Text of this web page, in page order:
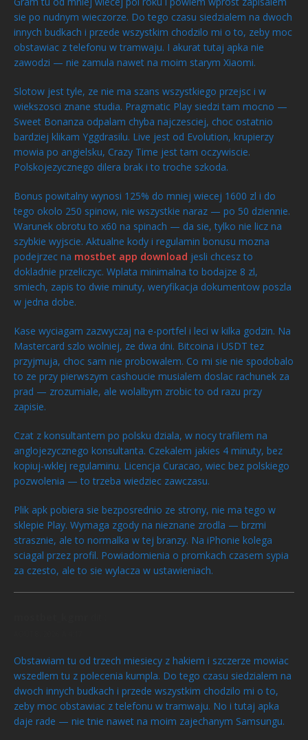
sie po nudnym wieczorze. Do tego czasu siedzialem na dwoch
innych budkach i przede wszystkim chodzilo mi o to, zeby moc
obstawiac z telefonu w tramwaju. I akurat tutaj apka nie
zawodzi — nie zamula nawet na moim starym Xiaomi.
Slotow jest tyle, ze nie ma szans wszystkiego przejsc i w
wiekszosci znane studia. Pragmatic Play siedzi tam mocno —
Sweet Bonanza odpalam chyba najczesciej, choc ostatnio
bardziej klikam Yggdrasilu. Live jest od Evolution, krupierzy
mowia po angielsku, Crazy Time jest tam oczywiscie.
Polskojezycznego dilera brak i to troche szkoda.
Bonus powitalny wynosi 125% do mniej wiecej 1600 zl i do
tego okolo 250 spinow, nie wszystkie naraz — po 50 dziennie.
Warunek obrotu to x60 na spinach — da sie, tylko nie licz na
szybkie wyjscie. Aktualne kody i regulamin bonusu mozna
podejrzec na mostbet app download jesli chcesz to
dokladnie przeliczyc. Wplata minimalna to bodajze 8 zl,
smiech, zapis to dwie minuty, weryfikacja dokumentow poszla
w jedna dobe.
Kase wyciagam zazwyczaj na e-portfel i leci w kilka godzin. Na
Mastercard szlo wolniej, ze dwa dni. Bitcoina i USDT tez
przyjmuja, choc sam nie probowalem. Co mi sie nie spodobalo
to ze przy pierwszym cashoucie musialem doslac rachunek za
prad — zrozumiale, ale wolalbym zrobic to od razu przy
zapisie.
Czat z konsultantem po polsku dziala, w nocy trafilem na
anglojezycznego konsultanta. Czekalem jakies 4 minuty, bez
kopiuj-wklej regulaminu. Licencja Curacao, wiec bez polskiego
pozwolenia — to trzeba wiedziec zawczasu.
Plik apk pobiera sie bezposrednio ze strony, nie ma tego w
sklepie Play. Wymaga zgody na nieznane zrodla — brzmi
strasznie, ale to normalka w tej branzy. Na iPhonie kolega
sciagal przez profil. Powiadomienia o promkach czasem sypia
za czesto, ale to sie wylacza w ustawieniach.
Obstawiam tu od trzech miesiecy z hakiem i szczerze mowiac
wszedlem tu z polecenia kumpla. Do tego czasu siedzialem na
dwoch innych budkach i przede wszystkim chodzilo mi o to,
zeby moc obstawiac z telefonu w tramwaju. No i tutaj apka
daje rade — nie tnie nawet na moim zajechanym Samsungu.